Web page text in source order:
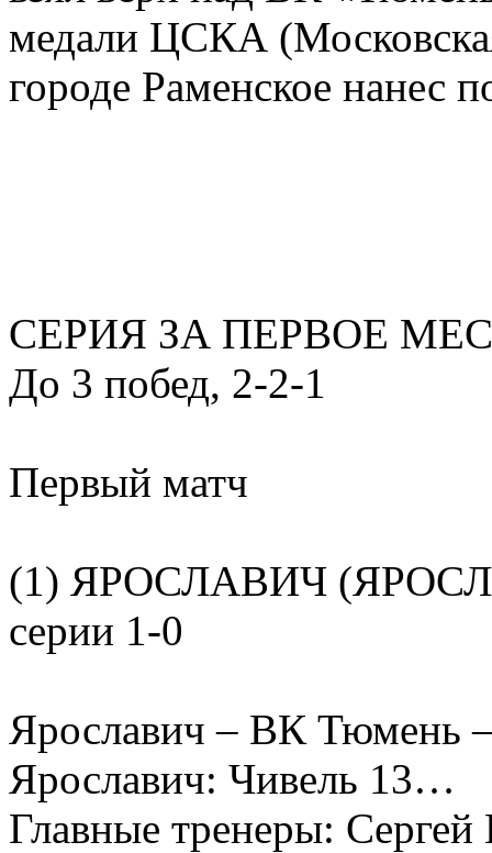
медали ЦСКА
городе Раменское нанес
СЕРИЯ ЗА ПЕРВОЕ
До 3 побед, 2-2-1
Первый матч
(1) ЯРОСЛАВИЧ
серии 1-0
Ярославич – ВК Тюмень
Ярославич: Чивель 13…
Главные тренеры: